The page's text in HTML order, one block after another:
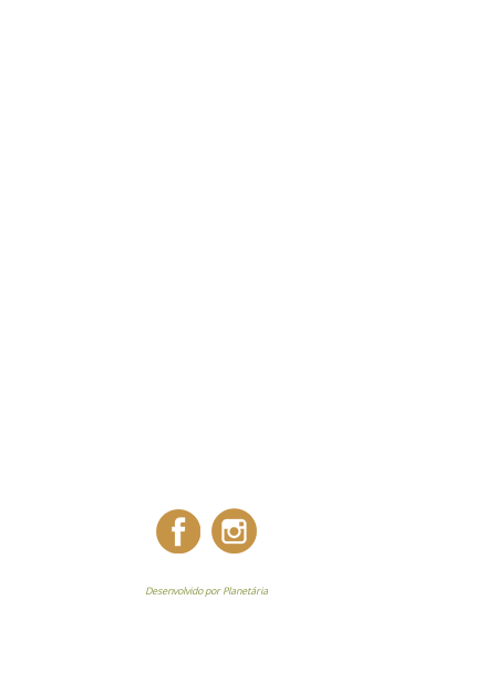
Desenvolvido por Planetária